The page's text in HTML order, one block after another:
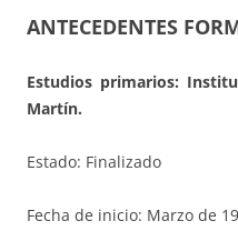
ANTECEDENTES
Estudios primarios:
Martín.
Estado: Finalizado
Fecha de inicio: Marzo de